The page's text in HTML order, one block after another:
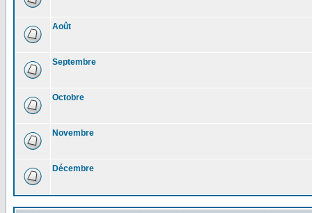
Août
Septembre
Octobre
Novembre
Décembre